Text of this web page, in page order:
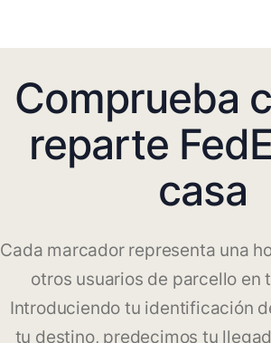
Comprueba
reparte
casa
Cada marcador representa una
otros usuarios de parcello en
Introduciendo tu identificación
tu destino, predecimos tu